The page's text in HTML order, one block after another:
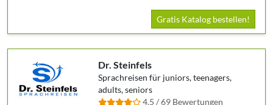
Gratis Katalog bestellen!
Dr. Steinfels
Sprachreisen für juniors, teenagers,
adults, seniors
4.5 / 69 Bewertungen